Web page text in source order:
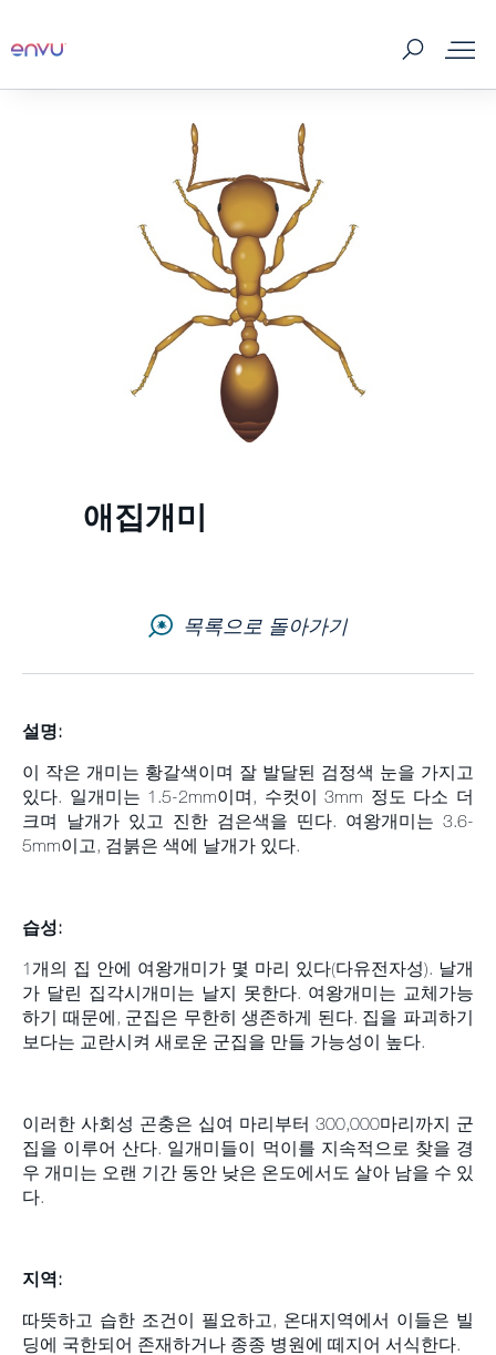
고객 문의
사이트맵
애집개미
목록으로 돌아가기
설명:
이 작은 개미는 황갈색이며 잘 발달된 검정색 눈을 가지고
있다. 일개미는 1.5-2mm이며, 수컷이 3mm 정도 다소 더
크며 날개가 있고 진한 검은색을 띤다. 여왕개미는 3.6-
5mm이고, 검붉은 색에 날개가 있다.
습성:
1개의 집 안에 여왕개미가 몇 마리 있다(다유전자성). 날개
가 달린 집각시개미는 날지 못한다. 여왕개미는 교체가능
하기 때문에, 군집은 무한히 생존하게 된다. 집을 파괴하기
보다는 교란시켜 새로운 군집을 만들 가능성이 높다.
이러한 사회성 곤충은 십여 마리부터 300,000마리까지 군
집을 이루어 산다. 일개미들이 먹이를 지속적으로 찾을 경
우 개미는 오랜 기간 동안 낮은 온도에서도 살아 남을 수 있
다.
지역:
따뜻하고 습한 조건이 필요하고, 온대지역에서 이들은 빌
딩에 국한되어 존재하거나 종종 병원에 떼지어 서식한다.